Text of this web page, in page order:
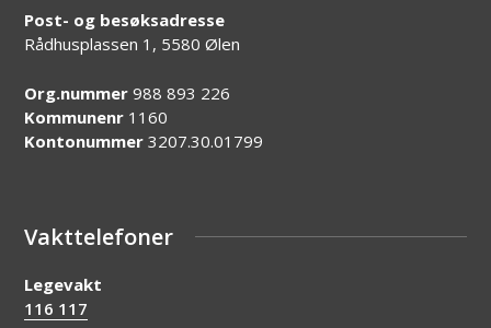
Post- og besøksadresse
Rådhusplassen 1, 5580 Ølen
Org.nummer988 893 226
Kommunenr 1160
Kontonummer3207.30.01799
Vakttelefoner
Legevakt
116 117